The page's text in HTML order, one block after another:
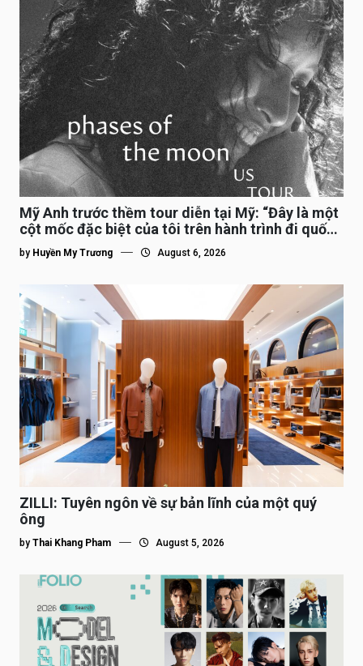
Mỹ Anh trước thềm tour diễn tại Mỹ: “Đây là một
cột mốc đặc biệt của tôi trên hành trình đi quốc
tế”
by Huyền My Trương August 6, 2026
ZILLI: Tuyên ngôn về sự bản lĩnh của một quý
ông
by Thai Khang Pham August 5, 2026